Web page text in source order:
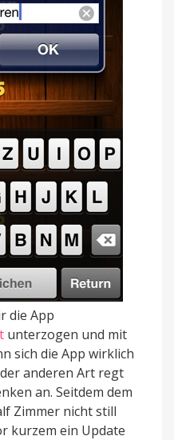
die App
unterzogen und mit
sich die App wirklich
anderen Art regt
an. Seitdem dem
Zimmer nicht still
kurzem ein Update